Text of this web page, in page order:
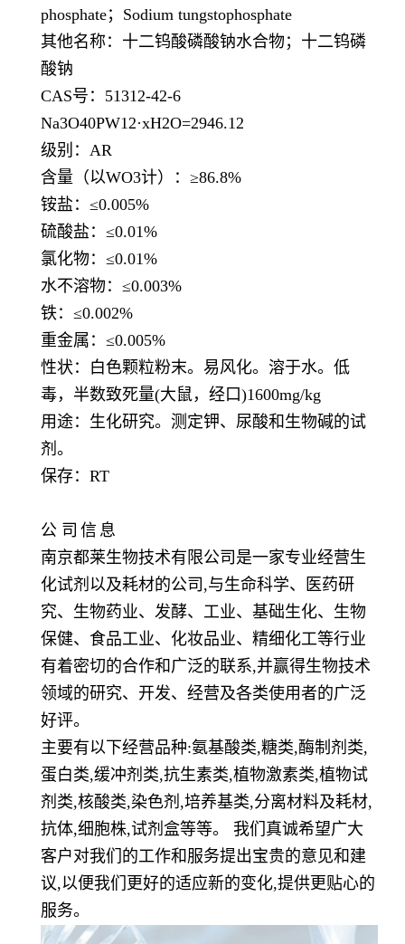
phosphate；Sodium tungstophosphate
其他名称：十二钨酸磷酸钠水合物；十二钨磷
酸钠
CAS号：51312-42-6
Na3O40PW12·xH2O=2946.12
级别： AR
含量（以WO3计）：≥86.8%
铵盐： ≤0.005%
硫酸盐： ≤0.01%
氯化物： ≤0.01%
水不溶物： ≤0.003%
铁： ≤0.002%
重金属： ≤0.005%
性状：白色颗粒粉末。易风化。溶于水。低
毒，半数致死量(大鼠，经口)1600mg/kg
用途：生化研究。测定钾、尿酸和生物碱的试
剂。
保存： RT
公 司 信 息
南京都莱生物技术有限公司是一家专业经营生
化试剂以及耗材的公司,与生命科学、医药研
究、生物药业、发酵、工业、基础生化、生物
保健、食品工业、化妆品业、精细化工等行业
有着密切的合作和广泛的联系,并赢得生物技术
领域的研究、开发、经营及各类使用者的广泛
好评。
主要有以下经营品种:氨基酸类,糖类,酶制剂类,
蛋白类,缓冲剂类,抗生素类,植物激素类,植物试
剂类,核酸类,染色剂,培养基类,分离材料及耗材,
抗体,细胞株,试剂盒等等。 我们真诚希望广大
客户对我们的工作和服务提出宝贵的意见和建
议,以便我们更好的适应新的变化,提供更贴心的
服务。